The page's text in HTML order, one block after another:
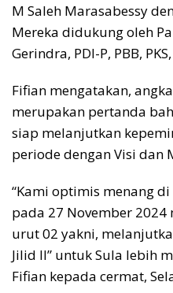
M Saleh Marasabessy
Mereka didukung oleh
Gerindra, PDI-P, PBB,
Fifian mengatakan,
merupakan pertanda
siap melanjutkan
periode dengan Visi dan
“Kami optimis menang
pada 27 November
urut 02 yakni,
Jilid II” untuk Sula lebih
Fifian kepada cermat,